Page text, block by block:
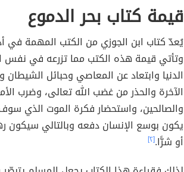
قيمة كتاب بحر الدموع
يُعدّ كتاب ابن الجوزي من الكتب المهمة في
وتأتي قيمة هذه الكتب مما تزرعه في نفس
الدنيا وابتعاد عن المعاصي وحبائل الشيطان
الآخرة والحذر من غضب الله تعالى، وضرب
والصالحين، واستحضار فكرة الموت الذي
يكون بوسع الإنسان دفعه وبالتالي سيكون
أو شرًّا.[٢]